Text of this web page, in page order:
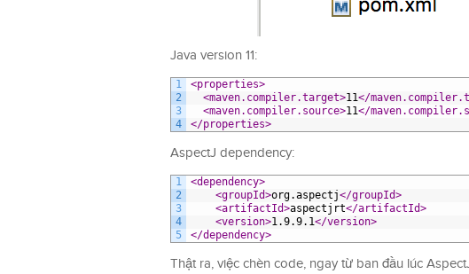
Java version 11:
1
2
3
4
<properties>
<maven.compiler.target>11</
<maven.compiler.source>11</
</properties>
AspectJ dependency:
1
2
3
4
5
<dependency>
<groupId>org.aspectj</groupId>
<artifactId>aspectjrt</artifactId>
<version>1.9.9.1</version>
</dependency>
Thật ra, việc chèn code, ngay từ ban đầu lúc